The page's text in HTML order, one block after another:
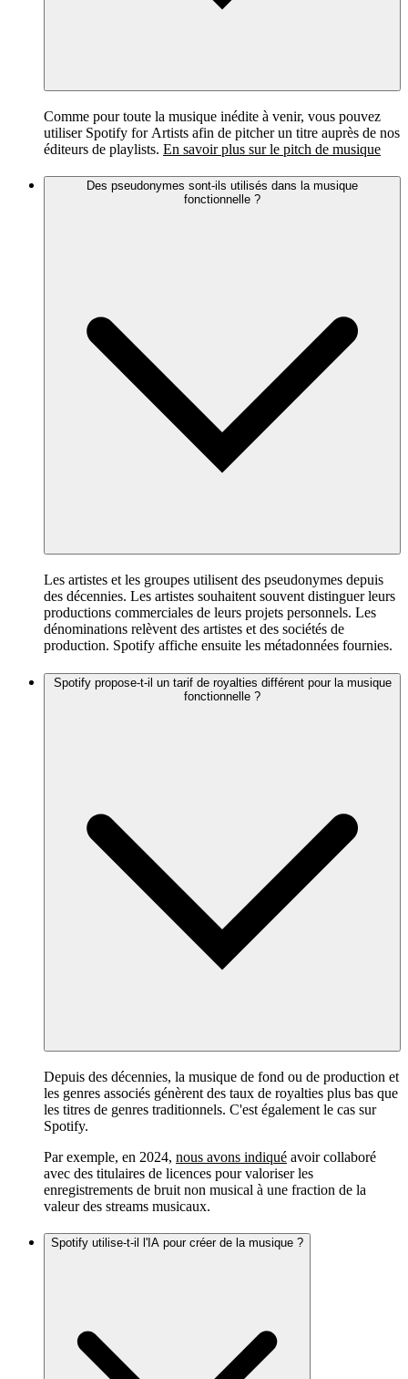
Comme pour toute la musique inédite à venir, vous pouvez
utiliser Spotify for Artists afin de pitcher un titre auprès de nos
éditeurs de playlists. En savoir plus sur le pitch de musique
Des pseudonymes sont-ils utilisés dans la musique
fonctionnelle ?
Les artistes et les groupes utilisent des pseudonymes depuis
des décennies. Les artistes souhaitent souvent distinguer leurs
productions commerciales de leurs projets personnels. Les
dénominations relèvent des artistes et des sociétés de
production. Spotify affiche ensuite les métadonnées fournies.
Spotify propose-t-il un tarif de royalties différent pour la musique
fonctionnelle ?
Depuis des décennies, la musique de fond ou de production et
les genres associés génèrent des taux de royalties plus bas que
les titres de genres traditionnels. C'est également le cas sur
Spotify.
Par exemple, en 2024, nous avons indiqué avoir collaboré
avec des titulaires de licences pour valoriser les
enregistrements de bruit non musical à une fraction de la
valeur des streams musicaux.
Spotify utilise-t-il l'IA pour créer de la musique ?